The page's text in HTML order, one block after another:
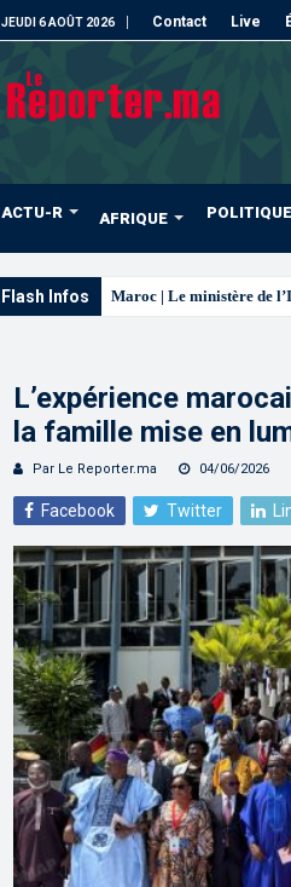
JEUDI 6 AOÛT 2026 Contact Live
ACTU-R AFRIQUE POLITIQUE
Flash Infos La voie express Tizn
L’expérience
la famille mise en
Par Le Reporter.ma 04/06/2026
Facebook Twitter